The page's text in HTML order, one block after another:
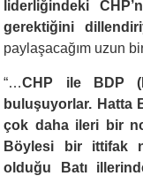
liderliğindeki
gerektiğini
paylaşacağım uzun
“…CHP ile BDP
buluşuyorlar. Hatta
çok daha ileri bir
Böylesi bir ittifak
olduğu Batı